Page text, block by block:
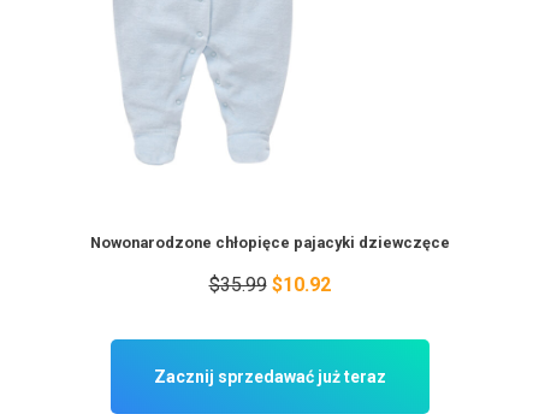
Nowonarodzone chłopięce pajacyki dziewczęce
$35.99 $10.92
Zacznij sprzedawać już teraz